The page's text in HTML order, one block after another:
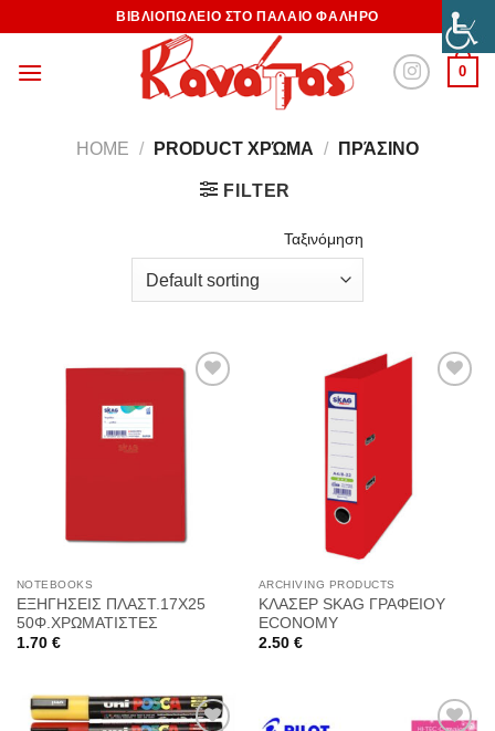
ΒΙΒΛΙΟΠΩΛΕΙΟ ΣΤΟ ΠΑΛΑΙΟ ΦΑΛΗΡΟ
0
HOME / PRODUCT ΧΡΏΜΑ / ΠΡΆΣΙΝΟ
FILTER
Ταξινόμηση
NOTEBOOKS
ΕΞΗΓΗΣΕΙΣ ΠΛΑΣΤ.17Χ25
50Φ.ΧΡΩΜΑΤΙΣΤΕΣ
1.70 €
ARCHIVING PRODUCTS
ΚΛΑΣΕΡ SKAG ΓΡΑΦΕΙΟΥ
ECONOMY
2.50 €